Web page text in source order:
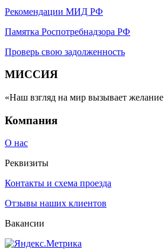
Рекомендации МИД РФ
Памятка Роспотребнадзора РФ
Проверь свою задолженность
МИССИЯ
«Наш взгляд на мир вызывает
Компания
О нас
Реквизиты
Контакты и схема проезда
Отзывы наших клиентов
Вакансии